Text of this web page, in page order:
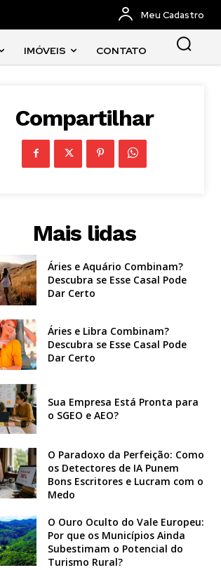
Meu Cadastro
IMÓVEIS CONTATO
Compartilhar
Mais lidas
Áries e Aquário Combinam?
Descubra se Esse Casal Pode
Dar Certo
Áries e Libra Combinam?
Descubra se Esse Casal Pode
Dar Certo
Sua Empresa Está Pronta para
o SGEO e AEO?
O Paradoxo da Perfeição: Como
os Detectores de IA Punem
Bons Escritores e Lucram com o
Medo
O Ouro Oculto do Vale Europeu:
Por que os Municípios Ainda
Subestimam o Potencial do
Turismo Rural?